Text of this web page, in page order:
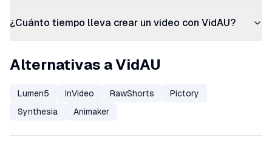
¿Cuánto tiempo lleva crear un video con VidAU?
Alternativas a VidAU
Lumen5 InVideo RawShorts
Pictory
Synthesia
Animaker